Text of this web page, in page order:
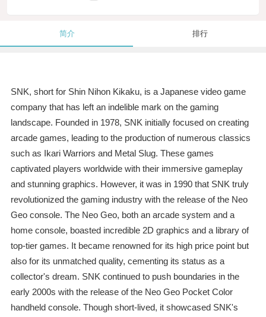
简介 排行
SNK, short for Shin Nihon Kikaku, is a Japanese video game
company that has left an indelible mark on the gaming
landscape. Founded in 1978, SNK initially focused on creating
arcade games, leading to the production of numerous classics
such as Ikari Warriors and Metal Slug. These games
captivated players worldwide with their immersive gameplay
and stunning graphics. However, it was in 1990 that SNK truly
revolutionized the gaming industry with the release of the Neo
Geo console. The Neo Geo, both an arcade system and a
home console, boasted incredible 2D graphics and a library of
top-tier games. It became renowned for its high price point but
also for its unmatched quality, cementing its status as a
collector's dream. SNK continued to push boundaries in the
early 2000s with the release of the Neo Geo Pocket Color
handheld console. Though short-lived, it showcased SNK's